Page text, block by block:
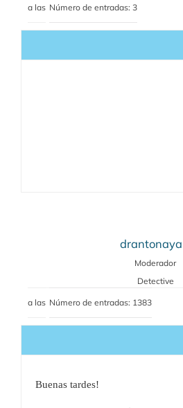
a las Número de entradas: 3
drantonaya
Moderador
Detective
a las Número de entradas: 1383
Buenas tardes!